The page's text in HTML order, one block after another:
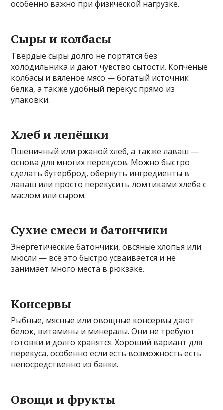
особенно важно при физической нагрузке.
Сыры и колбасы
Твердые сыры долго не портятся без
холодильника и дают чувство сытости. Копчёные
колбасы и вяленое мясо — богатый источник
белка, а также удобный перекус прямо из
упаковки.
Хлеб и лепёшки
Пшеничный или ржаной хлеб, а также лаваш —
основа для многих перекусов. Можно быстро
сделать бутерброд, обернуть ингредиенты в
лаваш или просто перекусить ломтиками хлеба с
маслом или сыром.
Сухие смеси и батончики
Энергетические батончики, овсяные хлопья или
мюсли — всё это быстро усваивается и не
занимает много места в рюкзаке.
Консервы
Рыбные, мясные или овощные консервы дают
белок, витамины и минералы. Они не требуют
готовки и долго хранятся. Хороший вариант для
перекуса, особенно если есть возможность есть
непосредственно из банки.
Овощи и фрукты